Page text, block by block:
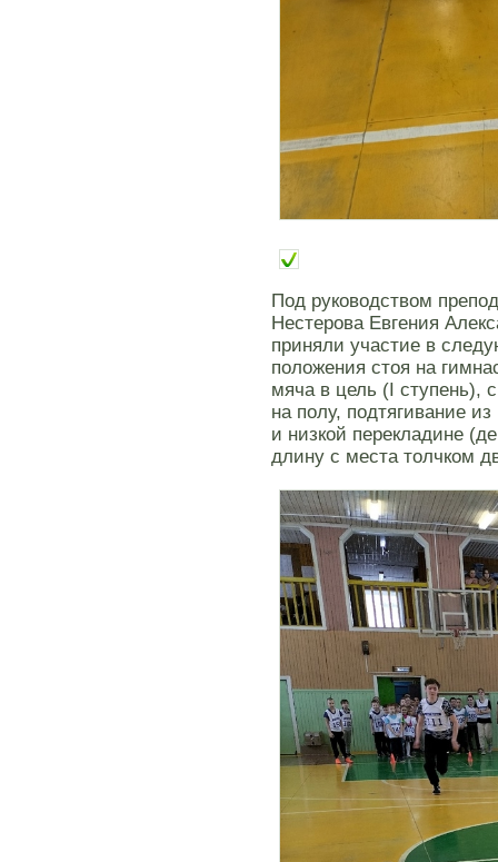
Под руководством
Нестерова Евгения
приняли участие в
положения стоя на
мяча в цель (I ступень),
на полу, подтягивание
и низкой перекладине
длину с места толчком